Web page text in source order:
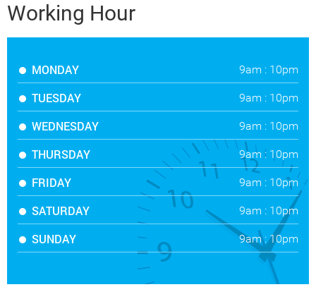
Working Hour
MONDAY 9am : 10pm
TUESDAY 9am : 10pm
WEDNESDAY 9am : 10pm
THURSDAY 9am : 10pm
FRIDAY 9am : 10pm
SATURDAY 9am : 10pm
SUNDAY 9am : 10pm